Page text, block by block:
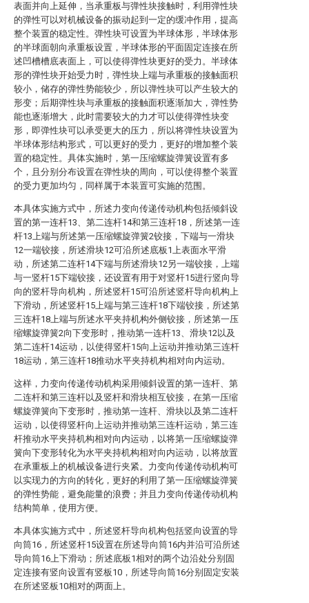
表面并向上延伸，当承重板与弹性块接触时，利用弹性块
的弹性可以对机械设备的振动起到一定的缓冲作用，提高
整个装置的稳定性。弹性块可设置为半球体形，半球体形
的半球面朝向承重板设置，半球体形的平面固定连接在所
述凹槽槽底表面上，可以使得弹性块更好的受力。半球体
形的弹性块开始受力时，弹性块上端与承重板的接触面积
较小，储存的弹性势能较少，所以弹性块可以产生较大的
形变；后期弹性块与承重板的接触面积逐渐加大，弹性势
能也逐渐增大，此时需要较大的力才可以使得弹性块变
形，即弹性块可以承受更大的压力，所以将弹性块设置为
半球体形结构形式，可以更好的受力，更好的增加整个装
置的稳定性。具体实施时，第一压缩螺旋弹簧设置有多
个，且分别分布设置在弹性块的周向，可以使得整个装置
的受力更加均匀，同样属于本装置可实施的范围。
本具体实施方式中，所述力变向传递传动机构包括倾斜设
置的第一连杆13、第二连杆14和第三连杆18，所述第一连
杆13上端与所述第一压缩螺旋弹簧2铰接，下端与一滑块
12一端铰接，所述滑块12可沿所述底板1上表面水平滑
动，所述第二连杆14下端与所述滑块12另一端铰接，上端
与一竖杆15下端铰接，还设置有用于对竖杆15进行竖向导
向的竖杆导向机构，所述竖杆15可沿所述竖杆导向机构上
下滑动，所述竖杆15上端与第三连杆18下端铰接，所述第
三连杆18上端与所述水平夹持机构外侧铰接，所述第一压
缩螺旋弹簧2向下变形时，推动第一连杆13、滑块12以及
第二连杆14运动，以使得竖杆15向上运动并推动第三连杆
18运动，第三连杆18推动水平夹持机构相对向内运动。
这样，力变向传递传动机构采用倾斜设置的第一连杆、第
二连杆和第三连杆以及竖杆和滑块相互铰接，在第一压缩
螺旋弹簧向下变形时，推动第一连杆、滑块以及第二连杆
运动，以使得竖杆向上运动并推动第三连杆运动，第三连
杆推动水平夹持机构相对向内运动，以将第一压缩螺旋弹
簧向下变形转化为水平夹持机构相对向内运动，以将放置
在承重板上的机械设备进行夹紧。力变向传递传动机构可
以实现力的方向的转化，更好的利用了第一压缩螺旋弹簧
的弹性势能，避免能量的浪费；并且力变向传递传动机构
结构简单，使用方便。
本具体实施方式中，所述竖杆导向机构包括竖向设置的导
向筒16，所述竖杆15设置在所述导向筒16内并沿可沿所述
导向筒16上下滑动；所述底板1相对的两个边沿处分别固
定连接有竖向设置有竖板10，所述导向筒16分别固定安装
在所述竖板10相对的两面上。